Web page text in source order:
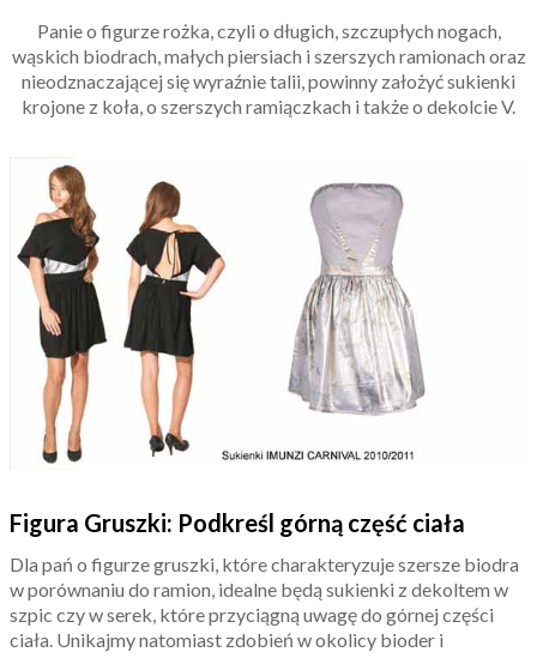
Panie o figurze rożka, czyli o długich, szczupłych nogach,
wąskich biodrach, małych piersiach i szerszych ramionach oraz
nieodznaczającej się wyraźnie talii, powinny założyć sukienki
krojone z koła, o szerszych ramiączkach i także o dekolcie V.
Figura Gruszki: Podkreśl górną część ciała
Dla pań o figurze gruszki, które charakteryzuje szersze biodra
w porównaniu do ramion, idealne będą sukienki z dekoltem w
szpic czy w serek, które przyciągną uwagę do górnej części
ciała. Unikajmy natomiast zdobień w okolicy bioder i